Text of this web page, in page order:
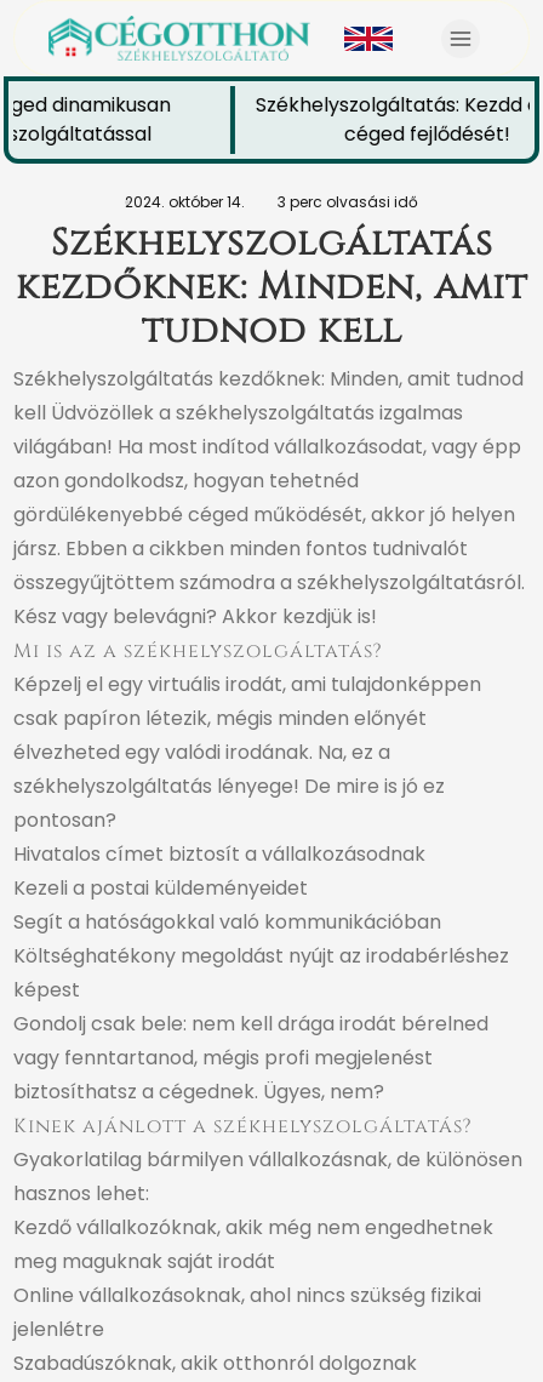
dinamikusan
Székhelyszolgáltatás: Kezdd el
céged fejlődését!
2024. október 14. 3 perc olvasási idő
Székhelyszolgáltatás
kezdőknek: Minden, amit
tudnod kell
Székhelyszolgáltatás kezdőknek: Minden, amit tudnod
kell Üdvözöllek a székhelyszolgáltatás izgalmas
világában! Ha most indítod vállalkozásodat, vagy épp
azon gondolkodsz, hogyan tehetnéd
gördülékenyebbé céged működését, akkor jó helyen
jársz. Ebben a cikkben minden fontos tudnivalót
összegyűjtöttem számodra a székhelyszolgáltatásról.
Kész vagy belevágni? Akkor kezdjük is!
Mi is az a székhelyszolgáltatás?
Képzelj el egy virtuális irodát, ami tulajdonképpen
csak papíron létezik, mégis minden előnyét
élvezheted egy valódi irodának. Na, ez a
székhelyszolgáltatás lényege! De mire is jó ez
pontosan?
Hivatalos címet biztosít a vállalkozásodnak
Kezeli a postai küldeményeidet
Segít a hatóságokkal való kommunikációban
Költséghatékony megoldást nyújt az irodabérléshez
képest
Gondolj csak bele: nem kell drága irodát bérelned
vagy fenntartanod, mégis profi megjelenést
biztosíthatsz a cégednek. Ügyes, nem?
Kinek ajánlott a székhelyszolgáltatás?
Gyakorlatilag bármilyen vállalkozásnak, de különösen
hasznos lehet:
Kezdő vállalkozóknak, akik még nem engedhetnek
meg maguknak saját irodát
Online vállalkozásoknak, ahol nincs szükség fizikai
jelenlétre
Szabadúszóknak, akik otthonról dolgoznak